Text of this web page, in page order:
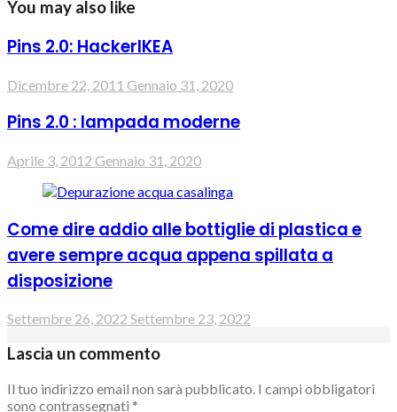
You may also like
Pins 2.0: HackerIKEA
Dicembre 22, 2011 Gennaio 31, 2020
Pins 2.0 : lampada moderne
Aprile 3, 2012 Gennaio 31, 2020
Come dire addio alle bottiglie di plastica e
avere sempre acqua appena spillata a
disposizione
Settembre 26, 2022 Settembre 23, 2022
Lascia un commento
Il tuo indirizzo email non sarà pubblicato. I campi obbligatori
sono contrassegnati *